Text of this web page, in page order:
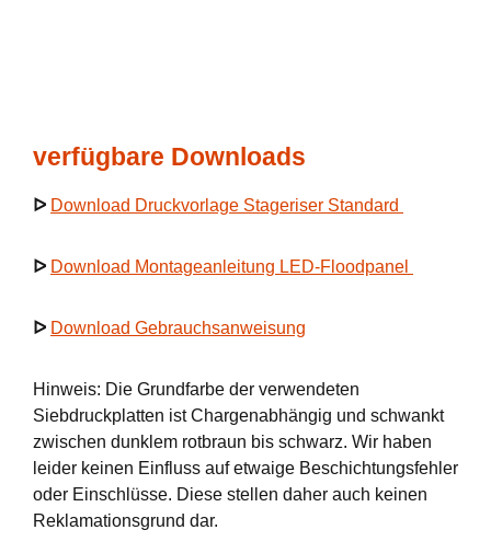
verfügbare Downloads
ᐅ Download Druckvorlage Stageriser Standard
ᐅ Download Montageanleitung LED-Floodpanel
ᐅ Download Gebrauchsanweisung
Hinweis: Die Grundfarbe der verwendeten
Siebdruckplatten ist Chargenabhängig und schwankt
zwischen dunklem rotbraun bis schwarz. Wir haben
leider keinen Einfluss auf etwaige Beschichtungsfehler
oder Einschlüsse. Diese stellen daher auch keinen
Reklamationsgrund dar.